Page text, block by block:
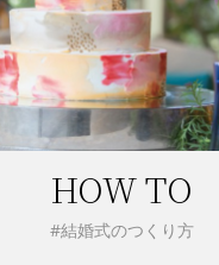
HOW TO
#結婚式のつくり方